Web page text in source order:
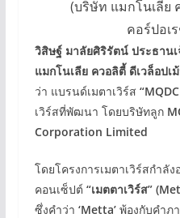
(บริษัท แมกโนเลีย
คอร์ปอเ
วิสิษฐ์ มาลัยศิริรัตน์ ประธาน
แมกโนเลีย ควอลิตี้ ดีเวล็อป
ว่า แบรนด์เมตาเวิร์ส “
เวิร์สที่พัฒนา โดยบริษัทลูก
Corporation Limited
โดยโครงการเมตาเวิร์สกำลั
คอนเซ็ปต์ “เมตตาเวิร์ส”
ซึ่งคำว่า ‘Metta’พ้องกับคำภ